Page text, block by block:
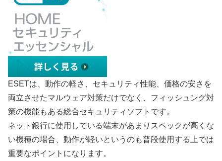
ESETは、動作の軽さ、セキュリティ性能、価格の安さを
両立させたマルウェア対策だけでなく、フィッシュング対
策の機能もある総合セキュリティソフトです。
ネット銀行に使用している端末があまりスペックが高くな
い機種の場合、動作が軽いというのも普段使用する上では
重要なポイントになります。